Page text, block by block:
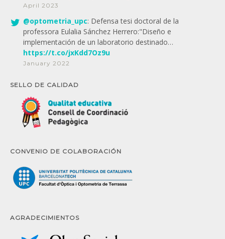
April 2023
@optometria_upc: Defensa tesi doctoral de la
professora Eulalia Sánchez Herrero:"Diseño e
implementación de un laboratorio destinado…
https://t.co/jxKdd7Oz9u
January 2022
SELLO DE CALIDAD
CONVENIO DE COLABORACIÓN
AGRADECIMIENTOS